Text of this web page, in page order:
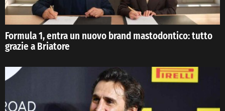
Formula 1, entra un nuovo brand mastodontico: tutto
grazie a Briatore